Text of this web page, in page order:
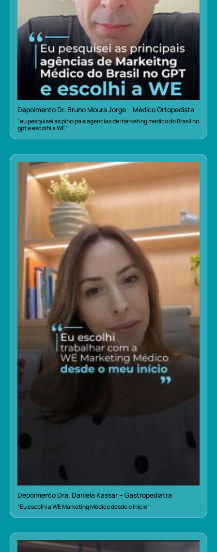
Depoimento Dr. Bruno Moura Jorge – Médico Ortopedista
“eu pesquisei as pincipais agencias de marketing medico do Brasil no
gpt e escolhi a WE”
Depoimento Dra. Daniela Kassar – Gastropediatra
“Eu escolhi a WE Marketing Médico desde o início”